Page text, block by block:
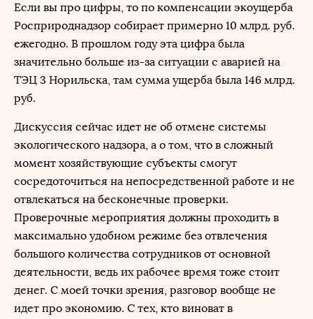
Если вы про цифры, то по компенсации экоущерба
Росприроднадзор собирает примерно 10 млрд. руб.
ежегодно. В прошлом году эта цифра была
значительно больше из-за ситуации с аварией на
ТЭЦ 3 Норильска, там сумма ущерба была 146 млрд.
руб.
Дискуссия сейчас идет не об отмене системы
экологического надзора, а о том, что в сложный
момент хозяйствующие субъекты смогут
сосредоточиться на непосредственной работе и не
отвлекаться на бесконечные проверки.
Проверочные мероприятия должны проходить в
максимально удобном режиме без отвлечения
большого количества сотрудников от основной
деятельности, ведь их рабочее время тоже стоит
денег. С моей точки зрения, разговор вообще не
идет про экономию. С тех, кто виноват в